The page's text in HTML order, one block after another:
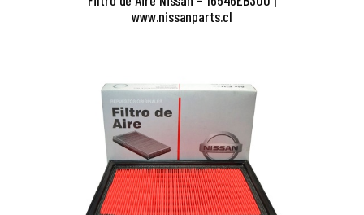
www.nissanparts.cl